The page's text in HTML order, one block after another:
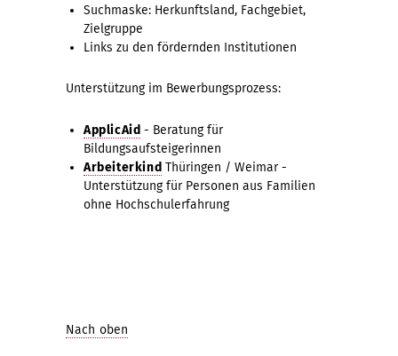
Suchmaske: Herkunftsland, Fachgebiet,
Zielgruppe
Links zu den fördernden Institutionen
Unterstützung im Bewerbungsprozess:
ApplicAid - Beratung für
Bildungsaufsteigerinnen
Arbeiterkind Thüringen / Weimar -
Unterstützung für Personen aus Familien
ohne Hochschulerfahrung
Nach oben